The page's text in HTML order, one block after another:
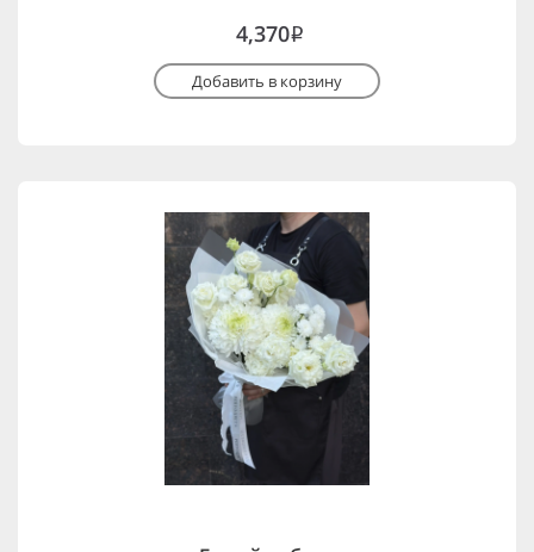
4,370i
Добавить в корзину